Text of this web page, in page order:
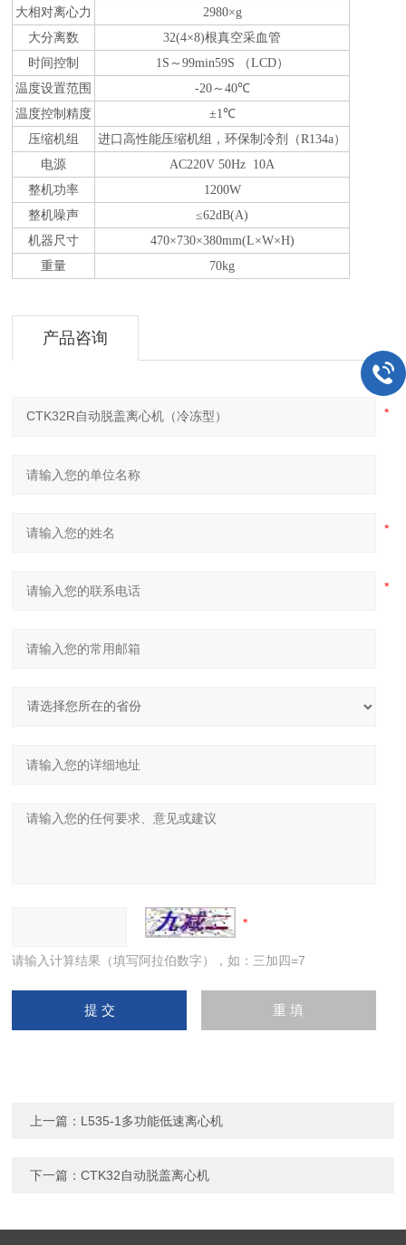
大相对离心力
2980×g
大分离数
32(4×8)根真空采血管
时间控制
1S ～99min59S （LCD）
温度设置范围
-20～ 40℃
温度控制精度
±1℃
压缩机组
进口高性能压缩机组，环保制冷剂（R134a）
电源
AC220V 50Hz 10A
整机功率
1200W
整机噪声
≤62dB(A)
机器尺寸
470×730×380mm(L×W×H)
重量
70kg
产品咨询
请输入计算结果（填写阿拉伯数字），如：三加四=7
上一篇： L535-1多功能低速离心机
下一篇：CTK32自动脱盖离心机